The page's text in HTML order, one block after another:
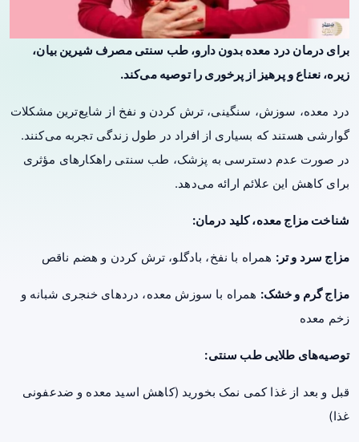
برای درمان درد معده بدون دارو، طب سنتی مصرف شیرین بیان،
زیره، نعناع و پرهیز از پرخوری را توصیه می‌کند.
درد معده، سوزش، سنگینی، ترش کردن و نفخ از شایع‌ترین مشکلات
گوارشی هستند که بسیاری از افراد در طول زندگی تجربه می‌کنند.
در صورت عدم دسترسی به پزشک، طب سنتی راهکارهای مؤثری
برای کاهش این علائم ارائه می‌دهد.
شناخت مزاج معده، کلید درمان:
مزاج سرد و تر: همراه با نفخ، بادگلو، ترش کردن و هضم ناقص
مزاج گرم و خشک: همراه با سوزش معده، دردهای خنجری شبانه و
زخم معده
توصیه‌های طلایی طب سنتی:
قبل و بعد از غذا کمی نمک بخورید (کاهش اسید معده و ضدعفونی
غذا)